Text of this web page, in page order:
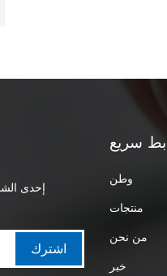
اشترك
سريع
وطن
منتجات
من نحن
خبر